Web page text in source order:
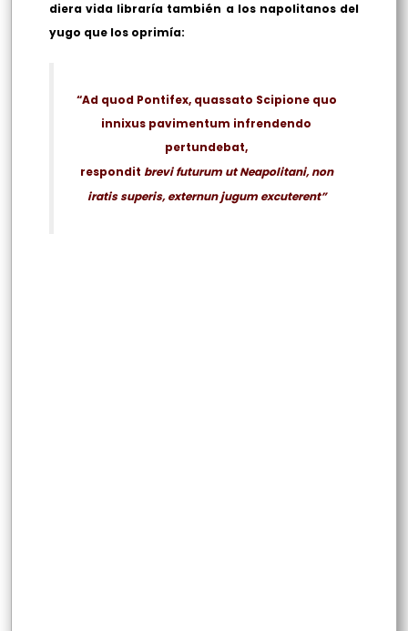
diera vida libraría también a los napolitanos del
yugo que los oprimía:
“Ad quod Pontifex, quassato Scipione quo
innixus pavimentum infrendendo
pertundebat,
respondit brevi futurum ut Neapolitani, non
iratis superis, externun jugum excuterent”